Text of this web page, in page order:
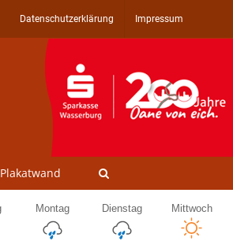
Datenschutzerklärung Impressum
Plakatwand